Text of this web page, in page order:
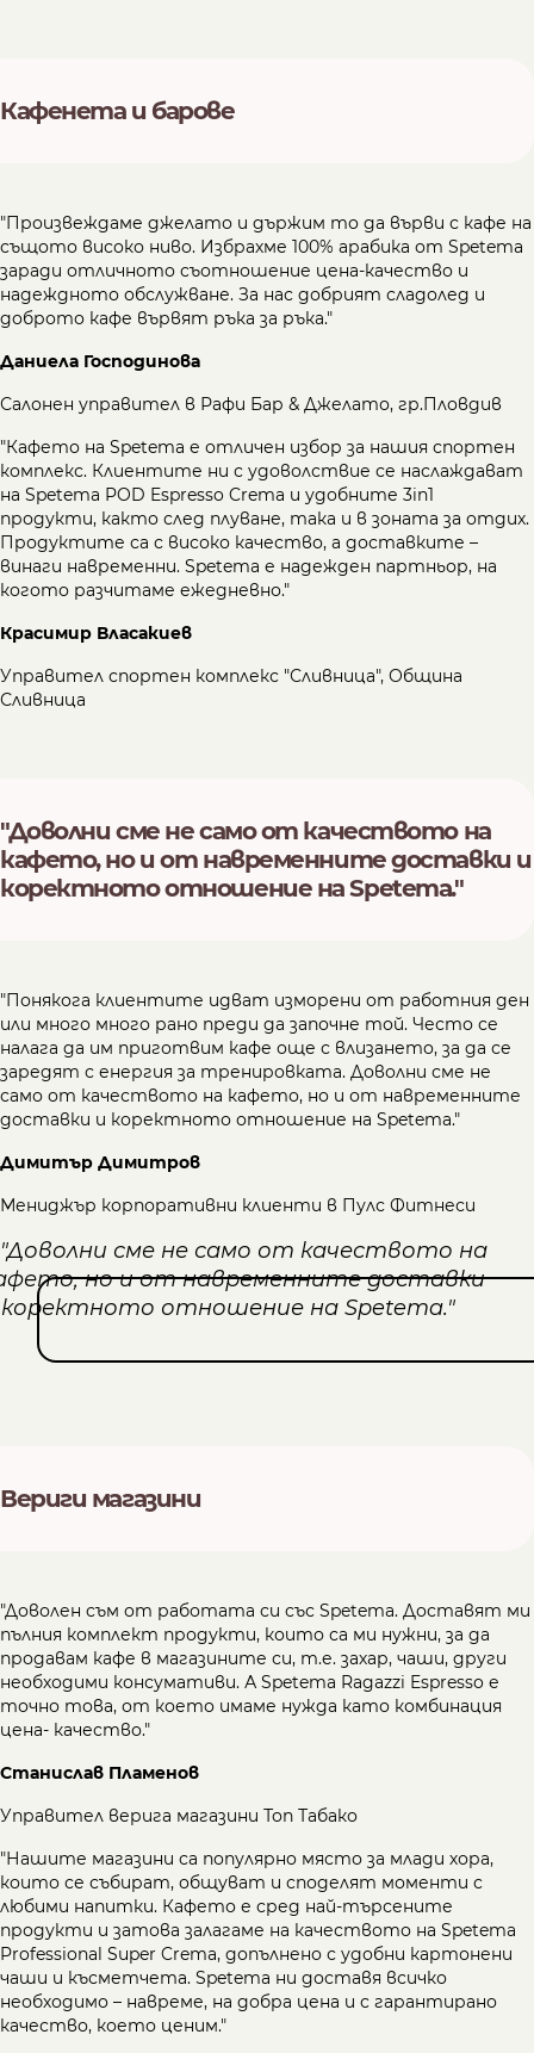
Кафенета и барове
"Произвеждаме джелато и държим то да върви с кафе на
същото високо ниво. Избрахме 100% арабика от Spetema
заради отличното съотношение цена-качество и
надеждното обслужване. За нас добрият сладолед и
доброто кафе вървят ръка за ръка."
Даниела Господинова
Салонен управител в Рафи Бар & Джелато, гр.Пловдив
"Кафето на Spetema е отличен избор за нашия спортен
комплекс. Клиентите ни с удоволствие се наслаждават
на Spetema POD Espresso Crema и удобните 3in1
продукти, както след плуване, така и в зоната за отдих.
Продуктите са с високо качество, а доставките –
винаги навременни. Spetema е надежден партньор, на
когото разчитаме ежедневно."
Красимир Власакиев
Управител спортен комплекс "Сливница", Община
Сливница
"Доволни сме не само от качеството на
кафето, но и от навременните доставки и
коректното отношение на Spetema."
"Понякога клиентите идват изморени от работния ден
или много много рано преди да започне той. Често се
налага да им приготвим кафе още с влизането, за да се
заредят с енергия за тренировката. Доволни сме не
само от качеството на кафето, но и от навременните
доставки и коректното отношение на Spetema."
Димитър Димитров
Мениджър корпоративни клиенти в Пулс Фитнеси
Вериги магазини
"Доволен съм от работата си със Spetema. Доставят ми
пълния комплект продукти, които са ми нужни, за да
продавам кафе в магазините си, т.е. захар, чаши, други
необходими консумативи. А Spetema Ragazzi Espresso е
точно това, от което имаме нужда като комбинация
цена- качество."
Станислав Пламенов
Управител верига магазини Топ Табако
"Нашите магазини са популярно място за млади хора,
които се събират, общуват и споделят моменти с
любими напитки. Кафето е сред най-търсените
продукти и затова залагаме на качеството на Spetema
Professional Super Crema, допълнено с удобни картонени
чаши и късметчета. Spetema ни доставя всичко
необходимо – навреме, на добра цена и с гарантирано
качество, което ценим."